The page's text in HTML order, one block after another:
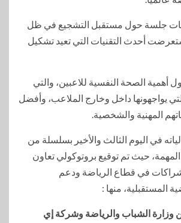
جلسة حول مستقبل التشجيع في ظل
أحدث التقنيات التي تعيد تشكيل
الصحة النفسية للاعبين، والتي
يواجهونها داخل وخارج الملاعب، وأفضل
المهنية والشخصية.
في اليوم الثالث والأخير بسلسلة من
حيث تم توقيع بروتوكولي تعاون
في قطاع الرياضة ودعم
المستقبلية، منها :
وزارة الشباب والرياضة وشركة إي